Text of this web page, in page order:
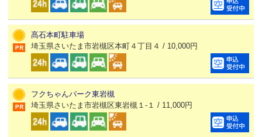
髙石本町駐車場
埼玉県さいたま市岩槻区本町４丁目４ / 10,000円
フクちゃんパーク東岩槻
埼玉県さいたま市岩槻区東岩槻１-１ / 11,000円